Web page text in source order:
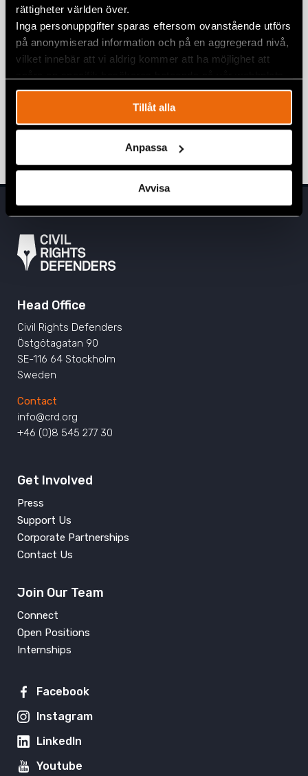
rättigheter världen över.
Inga personuppgifter sparas eftersom ovanstående utförs
på anonymiserad information och på en aggregerad nivå,
vilket innebär att vi aldrig kommer att ha möjlighet att
Tillåt alla
Anpassa
Avvisa
Roma in Turkey: discrimination,
exclusion, deep poverty and
deprivation
Report: Press unfreedom under
authoritarian “hybrid” regimes
PUBLICATIONS 28 September 2022
Head Office
Civil Rights Defenders
Östgötagatan 90
SE-116 64 Stockholm
Sweden
Contact
info@crd.org
+46 (0)8 545 277 30
Get Involved
Press
Support Us
Corporate Partnerships
Contact Us
Join Our Team
Connect
Open Positions
Internships
Facebook
Instagram
LinkedIn
Youtube